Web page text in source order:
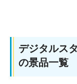
デジタルス
の景品一覧